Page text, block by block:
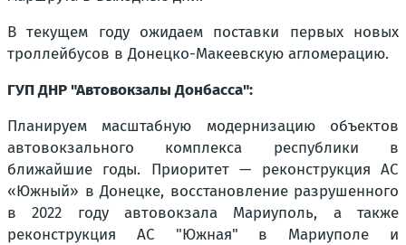
В текущем году ожидаем поставки первых новых
троллейбусов в Донецко-Макеевскую агломерацию.
ГУП ДНР "Автовокзалы Донбасса":
Планируем масштабную модернизацию объектов
автовокзального комплекса республики в
ближайшие годы. Приоритет — реконструкция АС
«Южный» в Донецке, восстановление разрушенного
в 2022 году автовокзала Мариуполь, а также
реконструкция АС "Южная" в Мариуполе и